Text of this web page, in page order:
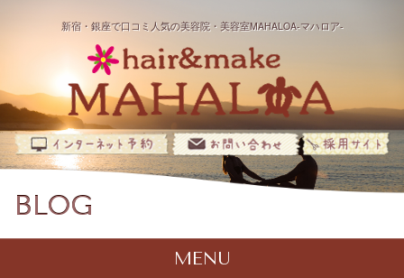
新宿・銀座で口コミ人気の美容院・美容室MAHALOA-マハロア-
BLOG
MENU